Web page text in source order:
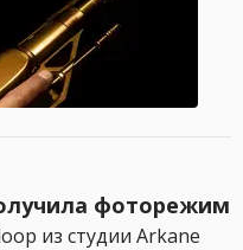
фоторежим
из студии Arkane